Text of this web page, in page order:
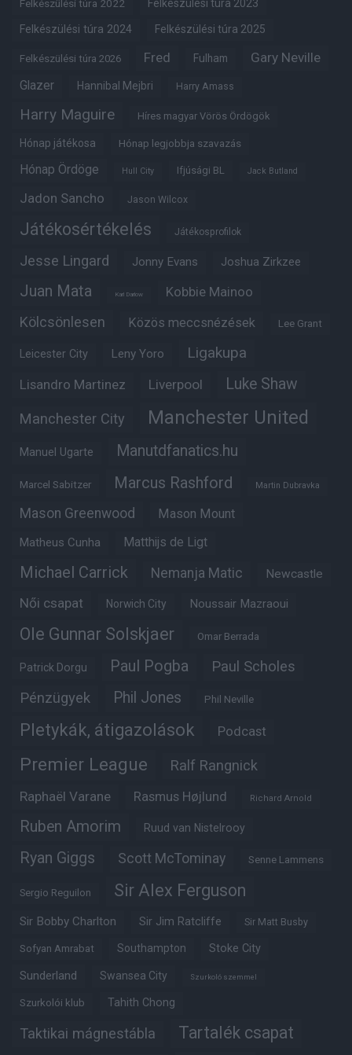
Felkészülési túra 2022 Felkészülési túra 2023
Felkészülési túra 2024 Felkészülési túra 2025
Felkészülési túra 2026 Fred Fulham Gary Neville
Glazer Hannibal Mejbri Harry Amass
Harry Maguire Híres magyar Vörös Ördögök
Hónap játékosa Hónap legjobbja szavazás
Hónap Ördöge Hull City Ifjúsági BL Jack Butland
Jadon Sancho Jason Wilcox
Játékosértékelés Játékosprofilok
Jesse Lingard Jonny Evans Joshua Zirkzee
Juan Mata Karl Darlow Kobbie Mainoo
Kölcsönlesen Közös meccsnézések Lee Grant
Leicester City Leny Yoro Ligakupa
Lisandro Martinez Liverpool Luke Shaw
Manchester City Manchester United
Manuel Ugarte Manutdfanatics.hu
Marcel Sabitzer Marcus Rashford Martin Dubravka
Mason Greenwood Mason Mount
Matheus Cunha Matthijs de Ligt
Michael Carrick Nemanja Matic Newcastle
Női csapat Norwich City Noussair Mazraoui
Ole Gunnar Solskjaer Omar Berrada
Patrick Dorgu Paul Pogba Paul Scholes
Pénzügyek Phil Jones Phil Neville
Pletykák, átigazolások Podcast
Premier League Ralf Rangnick
Raphaël Varane Rasmus Højlund Richard Arnold
Ruben Amorim Ruud van Nistelrooy
Ryan Giggs Scott McTominay Senne Lammens
Sergio Reguilon Sir Alex Ferguson
Sir Bobby Charlton Sir Jim Ratcliffe Sir Matt Busby
Sofyan Amrabat Southampton Stoke City
Sunderland Swansea City Szurkoló szemmel
Szurkolói klub Tahith Chong
Taktikai mágnestábla Tartalék csapat